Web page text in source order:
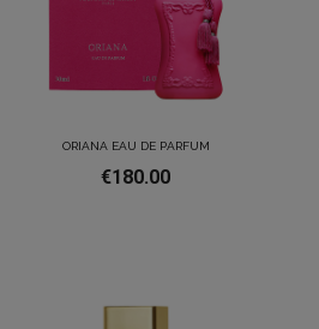
ORIANA EAU DE PARFUM
€180.00